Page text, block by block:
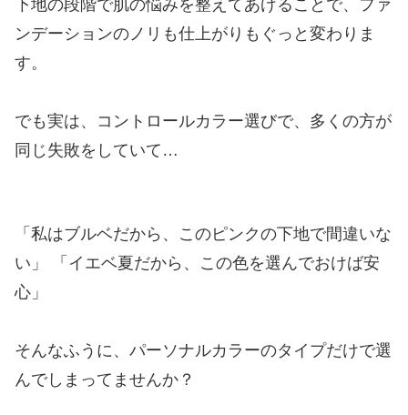
下地の段階で肌の悩みを整えてあげることで、ファ
ンデーションのノリも仕上がりもぐっと変わりま
す。
でも実は、コントロールカラー選びで、多くの方が
同じ失敗をしていて…
「私はブルベだから、このピンクの下地で間違いな
い」 「イエベ夏だから、この色を選んでおけば安
心」
そんなふうに、パーソナルカラーのタイプだけで選
んでしまってませんか？